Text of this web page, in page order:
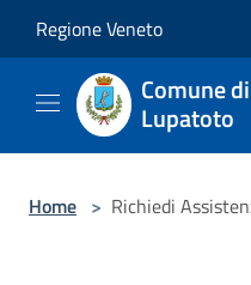
Regione Veneto
Comune
Lupatoto
Home > Richiedi